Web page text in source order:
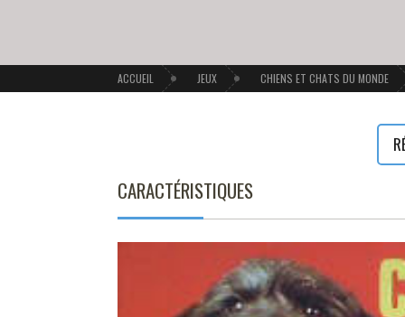
ACCUEIL JEUX CHIENS ET CHATS DU MONDE
CARACTÉRISTIQUES